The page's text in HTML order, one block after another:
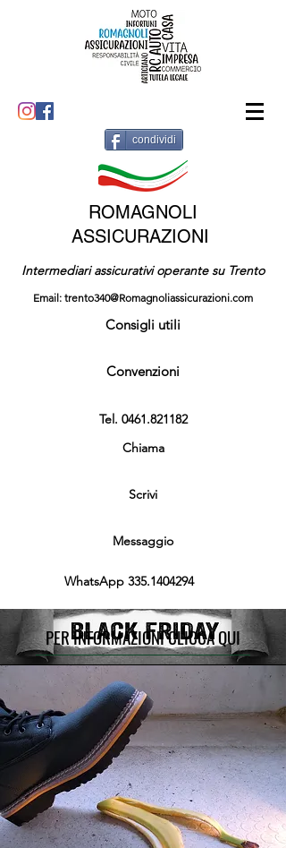
condividi
ROMAGNOLI
ASSICURAZIONI
Intermediari assicurativi operante su Trento
Email: trento340@Romagnoliassicurazioni.com
Consigli utili
Convenzioni
Tel. 0461.821182
Chiama
Scrivi
Messaggio
WhatsApp 335.1404294
PER INFORMAZIONI CLICCA QUI